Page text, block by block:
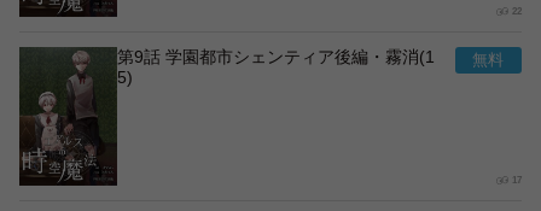
22
第9話 学園都市シェンティア後編・霧消(1
5)
17